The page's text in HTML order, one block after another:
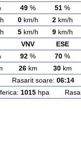
49 % 51 %
0km/h 2km/h
5km/h 9km/h
VNV ESE
92 % 70 %
26km 30km
soare: 06:14
1015hpa